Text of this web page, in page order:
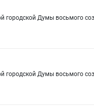
городской Думы восьмого
городской Думы восьмого